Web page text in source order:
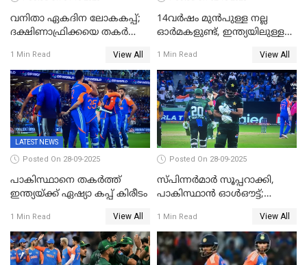
വനിതാ ഏകദിന ലോകകപ്പ്;
ദക്ഷിണാഫ്രിക്കയെ തകർത്ത്
1 Min Read View All
14വർഷം മുൻപുള്ള നല്ല
ഓർമകളുണ്ട്, ഇന്ത്യയിലുള്ള
കാത്തിരിക്കുന്നു; വരവ്
സ്ഥിരീകരിച്ച് മെസി
1 Min Read View All
LATEST NEWS
Posted On 28-09-2025
പാകിസ്ഥാനെ തകർത്ത്
ഇന്ത്യയ്ക്ക് ഏഷ്യാ കപ്പ് കിരീടം
1 Min Read View All
Posted On 28-09-2025
സ്പിന്നർമാർ സൂപ്പറാക്കി,
പാകിസ്ഥാൻ ഓൾഔട്ട്;
വിജയലക്ഷ്യം, കുൽദീപിന് 4
വിക്കറ്റ്
1 Min Read View All